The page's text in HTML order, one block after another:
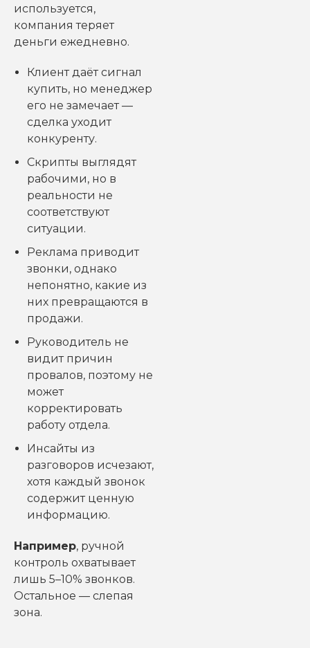
используется,
компания теряет
деньги ежедневно.
Клиент даёт сигнал
купить, но менеджер
его не замечает —
сделка уходит
конкуренту.
Скрипты выглядят
рабочими, но в
реальности не
соответствуют
ситуации.
Реклама приводит
звонки, однако
непонятно, какие из
них превращаются в
продажи.
Руководитель не
видит причин
провалов, поэтому не
может
корректировать
работу отдела.
Инсайты из
разговоров исчезают,
хотя каждый звонок
содержит ценную
информацию.
Например, ручной
контроль охватывает
лишь 5–10% звонков.
Остальное — слепая
зона.